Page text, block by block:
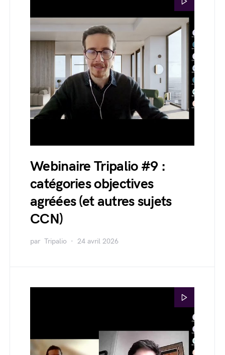
Webinaire Tripalio #9 :
catégories objectives
agréées (et autres sujets
CCN)
par Tripalio 24 avril 2026